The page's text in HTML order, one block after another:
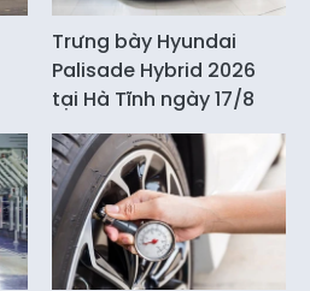
Trưng bày Hyundai
Palisade Hybrid 2026
tại Hà Tĩnh ngày 17/8